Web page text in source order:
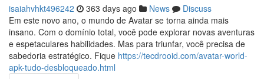
isaiahvhkt496242 363 days ago News
Discuss
Em este novo ano, o mundo de Avatar se torna ainda mais
insano. Com o domínio total, você pode explorar novas aventuras
e espetaculares habilidades. Mas para triunfar, você precisa de
sabedoria estratégico. Fique https://tecdrooid.com/avatar-world-
apk-tudo-desbloqueado.html